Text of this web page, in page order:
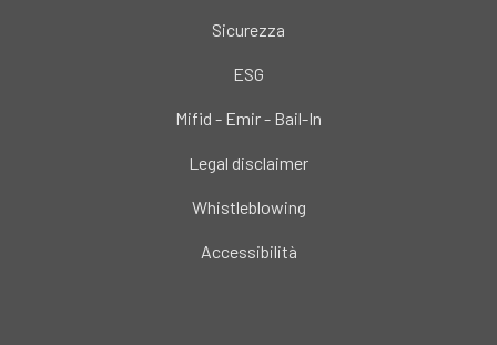
Sicurezza
ESG
Mifid - Emir - Bail-In
Legal disclaimer
Whistleblowing
Accessibilità